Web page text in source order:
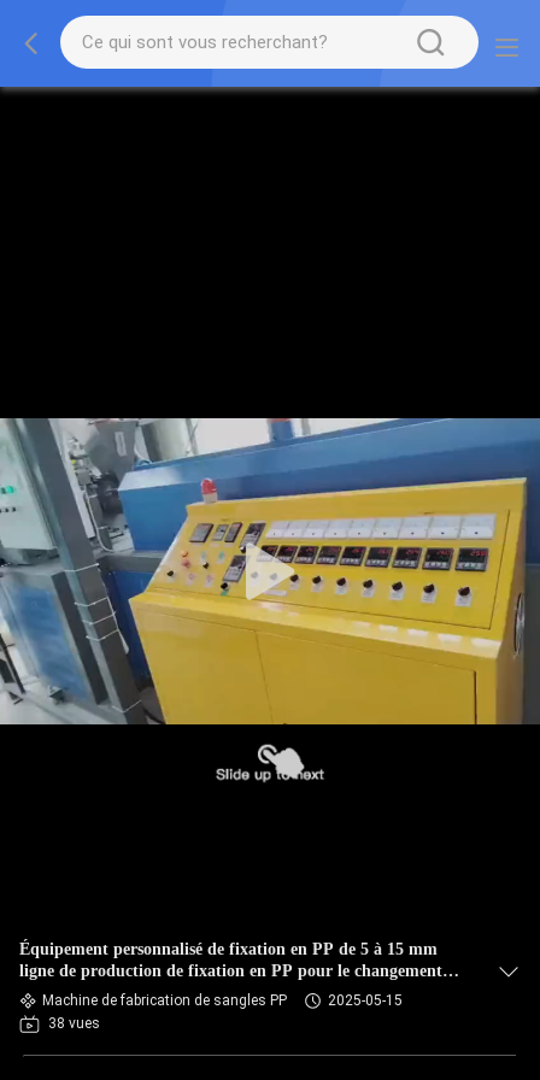
Équipement personnalisé de fixation en PP de 5 à 15 mm
ligne de production de fixation en PP pour le changement
automatique d'écran
Machine de fabrication de sangles PP
2025-05-15
38 vues